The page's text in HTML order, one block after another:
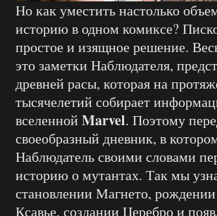
Но как уместить настолько
историю в одном комиксе?
простое и изящное решение.
это заметки Наблюдателя,
древней расы, которая на
тысячелетий собирает
вселенной Marvel. Поэтому
своеобразный дневник, в
Наблюдатель своими словами
историю о мутантах. Так мы
становлении Магнето,
Ксавье, создании Церебро и